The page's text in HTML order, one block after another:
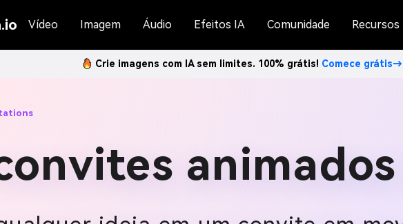
Vídeo Imagem Áudio Efeitos IA Comunidade Recursos
Crie imagens com IA sem limites. 100% grátis! Comece grátis→